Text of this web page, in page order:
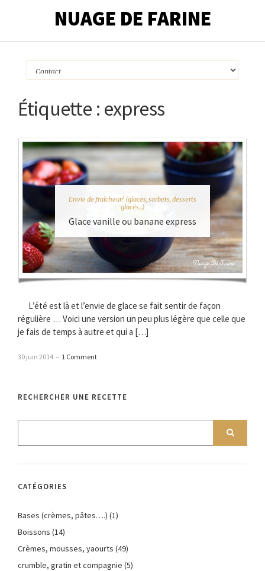
NUAGE DE FARINE
Étiquette : express
Envie de fraîcheur? (glaces, sorbets, desserts
glacés...)
Glace vanille ou banane express
L’été est là et l’envie de glace se fait sentir de façon
régulière … Voici une version un peu plus légère que celle que
je fais de temps à autre et qui a […]
30 juin 2014 – 1 Comment
RECHERCHER UNE RECETTE
CATÉGORIES
Bases (crèmes, pâtes….) (1)
Boissons (14)
Crèmes, mousses, yaourts (49)
crumble, gratin et compagnie (5)